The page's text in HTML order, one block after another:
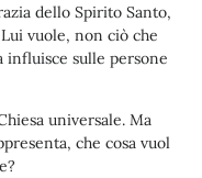
dello Spirito Santo,
vuole, non ciò che
influisce sulle persone
universale. Ma
che cosa vuol